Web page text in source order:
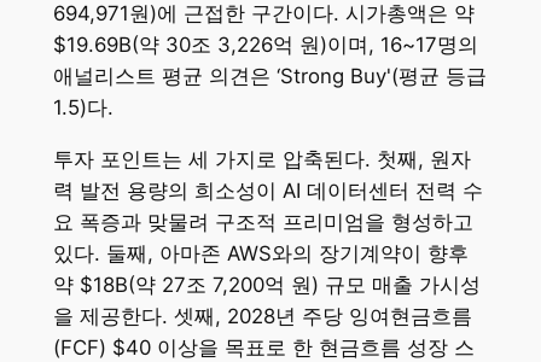
694,971원)에 근접한 구간이다. 시가총액은 약
$19.69B(약 30조 3,226억 원)이며, 16~17명의
애널리스트 평균 의견은 ‘Strong Buy'(평균 등급
1.5)다.
투자 포인트는 세 가지로 압축된다. 첫째, 원자
력 발전 용량의 희소성이 AI 데이터센터 전력 수
요 폭증과 맞물려 구조적 프리미엄을 형성하고
있다. 둘째, 아마존 AWS와의 장기계약이 향후
약 $18B(약 27조 7,200억 원) 규모 매출 가시성
을 제공한다. 셋째, 2028년 주당 잉여현금흐름
(FCF) $40 이상을 목표로 한 현금흐름 성장 스